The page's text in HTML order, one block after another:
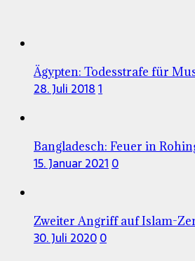
Ägypten: Todesstrafe für
28. Juli 20181
Bangladesch: Feuer in
15. Januar 20210
Zweiter Angriff auf Islam-
30. Juli 20200